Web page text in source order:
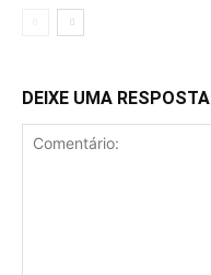
DEIXE UMA RESPOSTA